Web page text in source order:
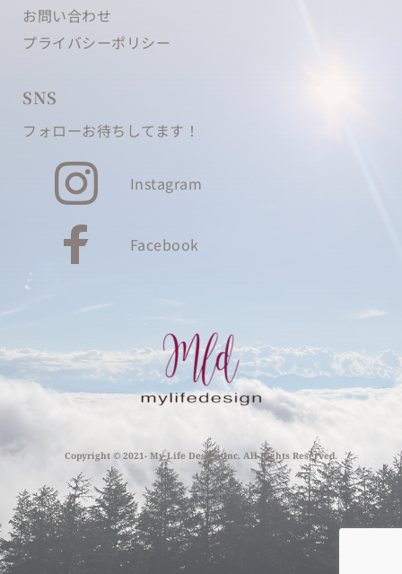
SNS
フォローお待ちしてます！
Instagram
Facebook
お問い合わせ
プライバシーポリシー
Copyright © 2021- My Life Design Inc. All Rights Reserved.